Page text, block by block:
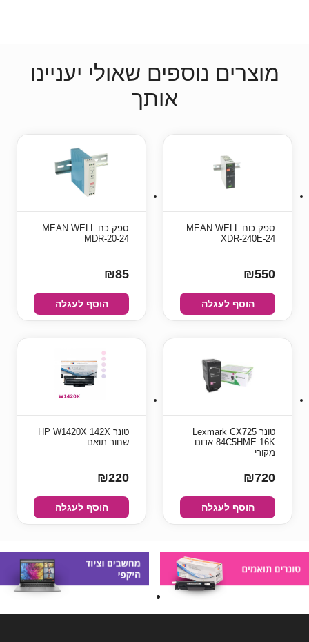
מוצרים נוספים שאולי יעניינו
אותך
ספק כוח MEAN WELL
XDR-240E-24
₪550
הוסף לעגלה
ספק כח MEAN WELL
MDR-20-24
₪85
הוסף לעגלה
טונר Lexmark CX725
84C5HME 16K אדום
מקורי
₪720
הוסף לעגלה
טונר HP W1420X 142X
שחור תואם
₪220
הוסף לעגלה